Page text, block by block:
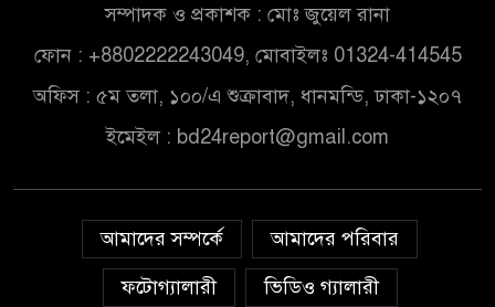
সম্পাদক ও প্রকাশক : মোঃ জুয়েল রানা
ফোন : +8802222243049, মোবাইলঃ 01324-414545
অফিস : ৫ম তলা, ১০০/এ শুক্রাবাদ, ধানমন্ডি, ঢাকা-১২০৭
ইমেইল : bd24report@gmail.com
আমাদের সম্পর্কে
আমাদের পরিবার
ফটোগ্যালারী
ভিডিও গ্যালারী